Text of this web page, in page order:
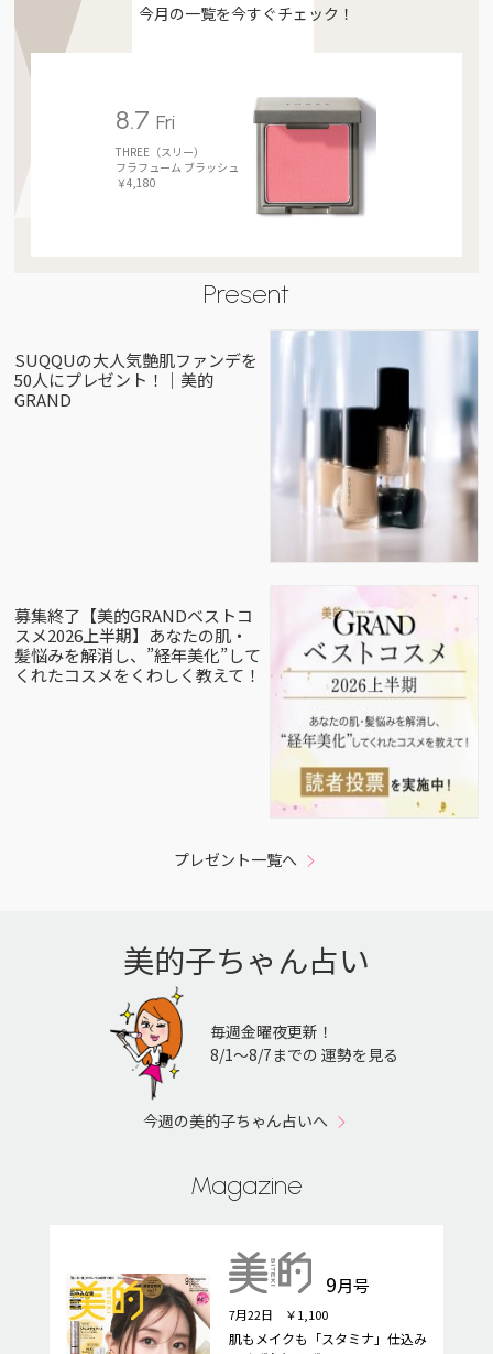
今月の一覧を今すぐチェック！
8.7Fri
THREE（スリー）
フラフューム ブラッシュ
￥4,180
Present
SUQQUの大人気艶肌ファンデを
50人にプレゼント！｜美的
GRAND
募集終了【美的GRANDベストコ
スメ2026上半期】あなたの肌・
髪悩みを解消し、”経年美化”して
くれたコスメをくわしく教えて！
プレゼント一覧へ
美的子ちゃん占い
毎週金曜夜更新！
8/1〜8/7までの 運勢を見る
今週の美的子ちゃん占いへ
Magazine
9月号
7月22日 ￥1,100
肌もメイクも「スタミナ」仕込み